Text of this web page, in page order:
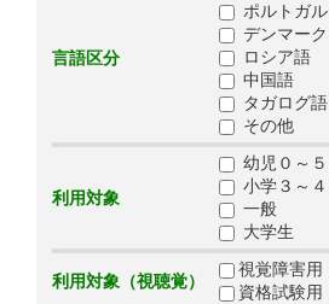
言語区分
ポルトガル
デンマーク
ロシア語
中国語
タガログ語
その他
利用対象
幼児０～５
小学３～４
一般
大学生
利用対象（視聴覚）
視覚障害用
資格試験用